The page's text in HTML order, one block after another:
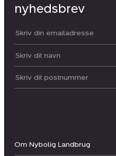
Om Nybolig Landbrug
nyhedsbrev
Din email:
Dit navn:
Postnummer